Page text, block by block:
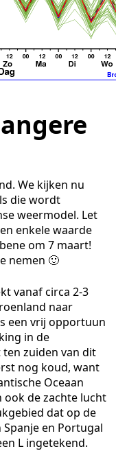
We kijken nu
die wordt
weermodel. Let
enkele waarde
om 7 maart!
nemen 🙂
vanaf circa 2-3
naar
een vrij opportuun
in de
zuiden van dit
nog koud, want
Oceaan
de zachte lucht
dat op de
en Portugal
L ingetekend.